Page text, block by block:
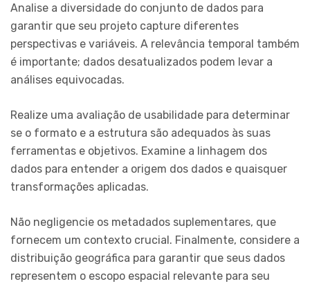
Analise a diversidade do conjunto de dados para
garantir que seu projeto capture diferentes
perspectivas e variáveis. A relevância temporal também
é importante; dados desatualizados podem levar a
análises equivocadas.
Realize uma avaliação de usabilidade para determinar
se o formato e a estrutura são adequados às suas
ferramentas e objetivos. Examine a linhagem dos
dados para entender a origem dos dados e quaisquer
transformações aplicadas.
Não negligencie os metadados suplementares, que
fornecem um contexto crucial. Finalmente, considere a
distribuição geográfica para garantir que seus dados
representem o escopo espacial relevante para seu